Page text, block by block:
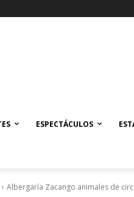
ESPECTÁCULOS
Albergaría Zacango animales de